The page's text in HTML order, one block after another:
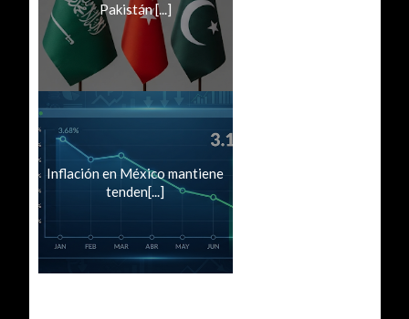
Pakistán [...]
Inflación en México mantiene
tenden[...]